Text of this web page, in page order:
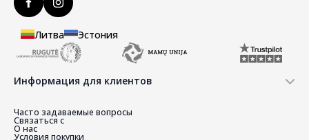
Информация для клиентов
Связаться с
О нас
Условия покупки